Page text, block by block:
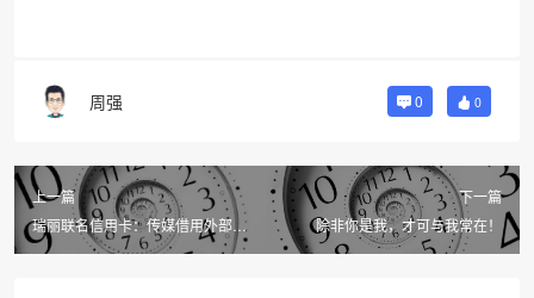
周强 0 0
上一篇
瑞丽联名信用卡：传媒借用外部资
源进行品牌推广的案例
下一篇
除非你是我，才可与我常在！